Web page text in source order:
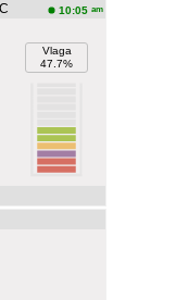
10:05 am
Vlaga
47.7%